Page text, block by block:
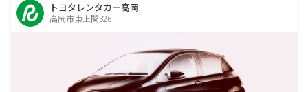
トヨタレンタカー高岡
高岡市東上関326